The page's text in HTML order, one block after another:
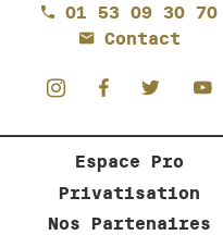
01 53 09 30 70
Contact
Espace Pro
Privatisation
Nos Partenaires